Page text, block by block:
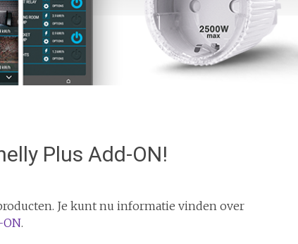
Plus Add-ON!
Je kunt nu informatie vinden over
ON.